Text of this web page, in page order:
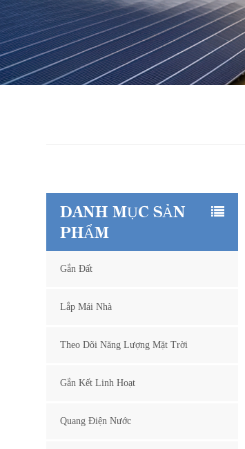
DANH MỤC SẢN
PHẨM
Gắn Đất
Lắp Mái Nhà
Theo Dõi Năng Lượng Mặt Trời
Gắn Kết Linh Hoạt
Quang Điện Nước